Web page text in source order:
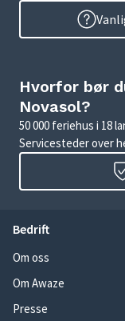
Hvorfor bør
Novasol?
50 000 feriehus i 18
Servicesteder over
Bedrift
Om oss
Om Awaze
Presse